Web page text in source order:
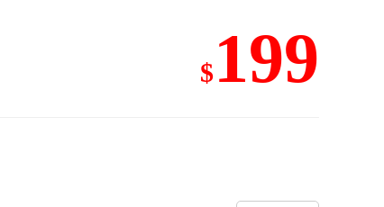
$199